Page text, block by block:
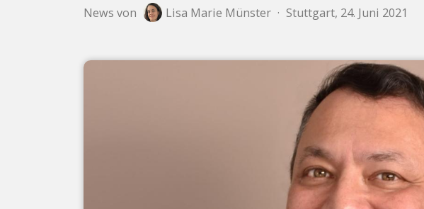
News von Lisa Marie Münster · Stuttgart, 24. Juni 2021